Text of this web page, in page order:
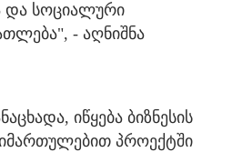
და სოციალური
- აღნიშნა
იწყება ბიზნესის
პროექტში